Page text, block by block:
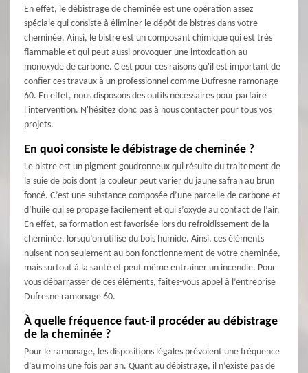
En effet, le débistrage de cheminée est une opération assez
spéciale qui consiste à éliminer le dépôt de bistres dans votre
cheminée. Ainsi, le bistre est un composant chimique qui est très
flammable et qui peut aussi provoquer une intoxication au
monoxyde de carbone. C'est pour ces raisons qu'il est important de
confier ces travaux à un professionnel comme Dufresne ramonage
60. En effet, nous disposons des outils nécessaires pour parfaire
l'intervention. N'hésitez donc pas à nous contacter pour tous vos
projets.
En quoi consiste le débistrage de cheminée ?
Le bistre est un pigment goudronneux qui résulte du traitement de
la suie de bois dont la couleur peut varier du jaune safran au brun
foncé. C’est une substance composée d’une parcelle de carbone et
d’huile qui se propage facilement et qui s’oxyde au contact de l’air.
En effet, sa formation est favorisée lors du refroidissement de la
cheminée, lorsqu’on utilise du bois humide. Ainsi, ces éléments
nuisent non seulement au bon fonctionnement de votre cheminée,
mais surtout à la santé et peut même entrainer un incendie. Pour
vous débarrasser de ces éléments, faites-vous appel à l’entreprise
Dufresne ramonage 60.
À quelle fréquence faut-il procéder au débistrage
de la cheminée ?
Pour le ramonage, les dispositions légales prévoient une fréquence
d’au moins une fois par an. Quant au débistrage, il n’existe pas de